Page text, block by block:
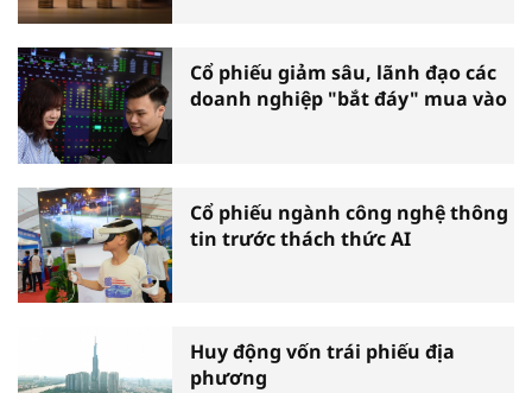
Cổ phiếu giảm sâu, lãnh đạo các
doanh nghiệp "bắt đáy" mua vào
Cổ phiếu ngành công nghệ thông
tin trước thách thức AI
Huy động vốn trái phiếu địa
phương